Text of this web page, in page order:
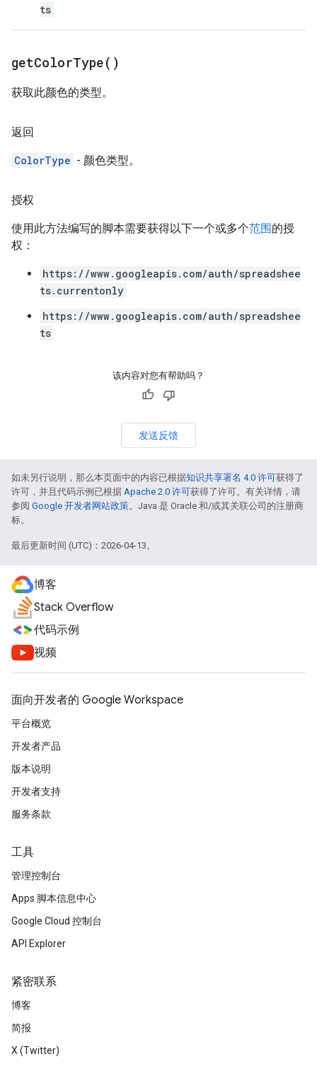
ts
getColorType( )
获取此颜色的类型。
返回
ColorType - 颜色类型。
授权
使用此方法编写的脚本需要获得以下一个或多个范围的授
权：
https://www.googleapis.com/auth/spreadshee
ts.currentonly
https://www.googleapis.com/auth/spreadshee
ts
该内容对您有帮助吗？
发送反馈
如未另行说明，那么本页面中的内容已根据知识共享署名 4.0 许可获得了
许可，并且代码示例已根据 Apache 2.0 许可获得了许可。有关详情，请
参阅 Google 开发者网站政策。Java 是 Oracle 和/或其关联公司的注册商
标。
最后更新时间 (UTC)：2026-04-13。
博客
Stack Overflow
代码示例
视频
面向开发者的 Google Workspace
平台概览
开发者产品
版本说明
开发者支持
服务条款
工具
管理控制台
Apps 脚本信息中心
Google Cloud 控制台
API Explorer
紧密联系
博客
简报
X (Twitter)